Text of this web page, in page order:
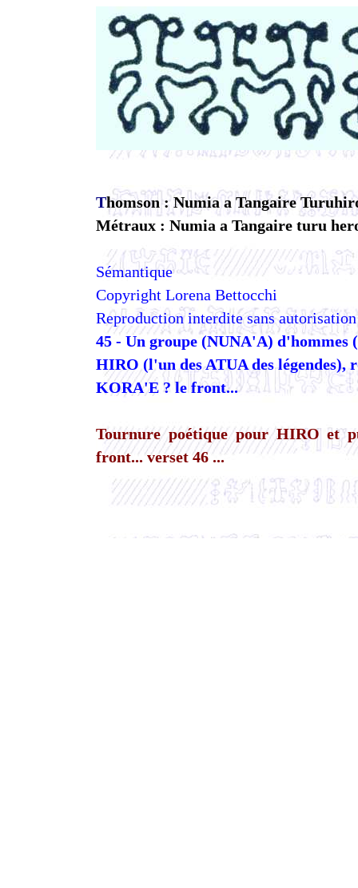
Thomson : Numia a Tangaire
Métraux : Numia a Tangaire turu
Sémantique
Copyright Lorena Bettocchi
Reproduction interdite sans autorisation
45 - Un groupe (NUNA'A)
HIRO (l'un des ATUA des légendes),
KORA'E ? le front...
Tournure poétique pour HIRO et
front... verset 46 ...